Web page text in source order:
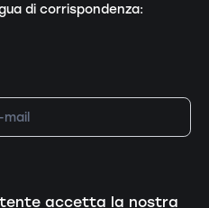
di corrispondenza:
accetta la nostra